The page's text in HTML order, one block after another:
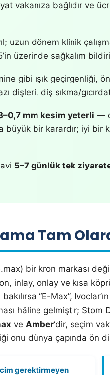
vakanıza bağlıdır ve
uzun dönem klinik
üzerinde sağkalım
gibi ışık geçirgenliği,
dişleri, diş sıkma/
mm kesim yeterli —
büyük bir karardır; iyi bir
5–7 günlük tek
Tam
bir kron markası
inlay, onlay ve kısa
“E-Max”,
hâline gelmiştir; Stom
ve Amber‘dir, seçim
onu dünya çapında ön
gerektirmeyen